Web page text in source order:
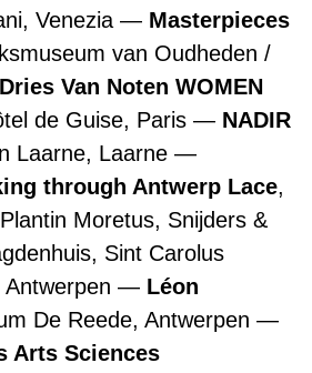
Venezia
Masterpieces
van Oudheden /
Dries Van Noten WOMEN
de Guise, Paris
NADIR
Laarne, Laarne
through Antwerp Lace,
Moretus, Snijders &
Sint Carolus
Léon
De Reede, Antwerpen
Arts Sciences